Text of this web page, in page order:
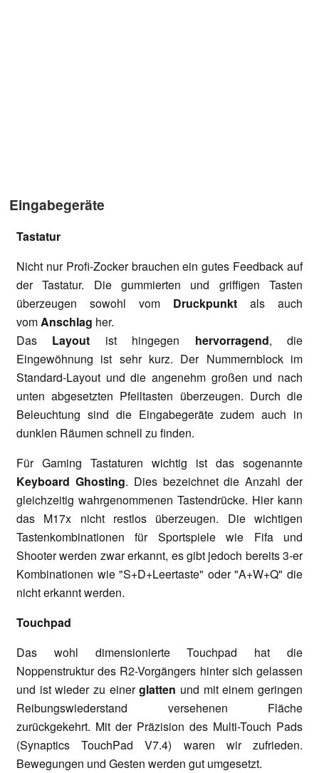
Eingabegeräte
Tastatur
Nicht nur Profi-Zocker brauchen ein gutes Feedback auf
der Tastatur. Die gummierten und griffigen Tasten
überzeugen sowohl vom Druckpunkt als auch
vomAnschlag her.
Das Layout ist hingegen hervorragend, die
Eingewöhnung ist sehr kurz. Der Nummernblock im
Standard-Layout und die angenehm großen und nach
unten abgesetzten Pfeiltasten überzeugen. Durch die
Beleuchtung sind die Eingabegeräte zudem auch in
dunklen Räumen schnell zu finden.
Für Gaming Tastaturen wichtig ist das sogenannte
Keyboard Ghosting. Dies bezeichnet die Anzahl der
gleichzeitig wahrgenommenen Tastendrücke. Hier kann
das M17x nicht restlos überzeugen. Die wichtigen
Tastenkombinationen für Sportspiele wie Fifa und
Shooter werden zwar erkannt, es gibt jedoch bereits 3-er
Kombinationen wie "S+D+Leertaste" oder "A+W+Q" die
nicht erkannt werden.
Touchpad
Das wohl dimensionierte Touchpad hat die
Noppenstruktur des R2-Vorgängers hinter sich gelassen
und ist wieder zu einerglatten und mit einem geringen
Reibungswiederstand versehenen Fläche
zurückgekehrt. Mit der Präzision des Multi-Touch Pads
(Synaptics TouchPad V7.4) waren wir zufrieden.
Bewegungen und Gesten werden gut umgesetzt.